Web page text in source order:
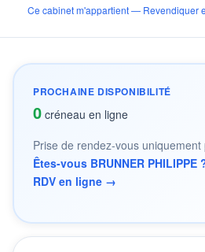
Ce cabinet m'appartient — Revendiquer
PROCHAINE DISPONIBILITÉ
0 créneau en ligne
Prise de rendez-vous
Êtes-vous BRUNNER
RDV en ligne →